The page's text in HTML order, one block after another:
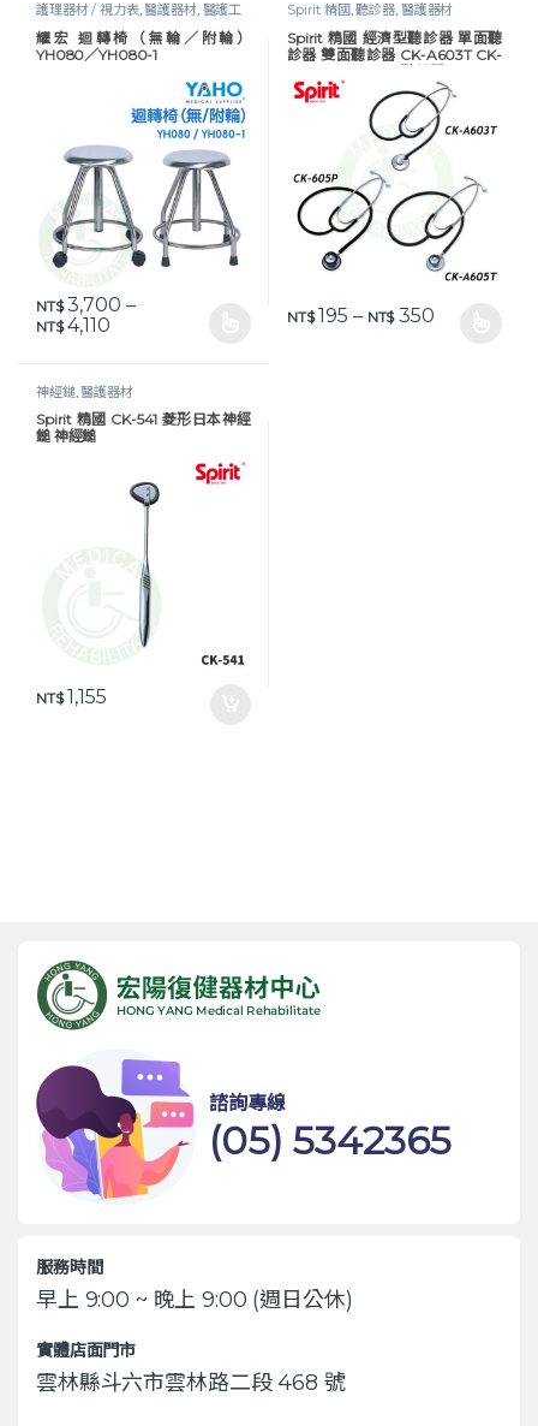
護理器材 / 視力表,醫護器材, 醫護工
作設備
耀宏 迴轉椅（無輪／附輪）
YH080／YH080-1
NT$3,700 –
NT$4,110價格範圍：NT$ 3,700 到 NT$ 4,110
此產品有多種款式。 可在產品頁面選擇選項
Spirit 精國,聽診器, 醫護器材
Spirit 精國 經濟型聽診器 單面聽
診器 雙面聽診器 CK-A603T CK-
NT$195 – NT$350價格範圍：
神經鎚,醫護器材
Spirit 精國 CK-541 菱形日本神經
鎚 神經鎚
NT$1,155
諮詢專線
(05) 5342365
服務時間
早上 9:00 ~ 晚上 9:00 (週日公休)
實體店面門市
雲林縣斗六市雲林路二段 468 號